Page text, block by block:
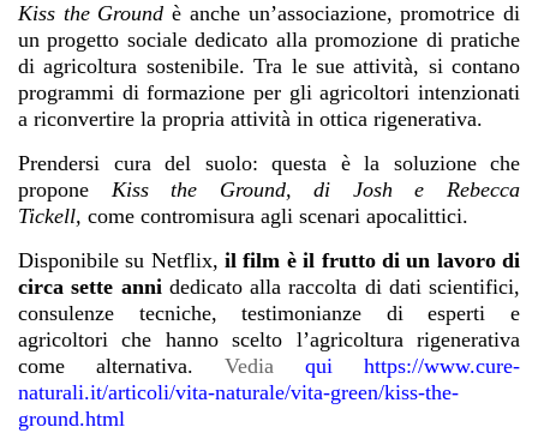
Kiss the Ground è anche un’associazione, promotrice di
un progetto sociale dedicato alla promozione di pratiche
di agricoltura sostenibile. Tra le sue attività, si contano
programmi di formazione per gli agricoltori intenzionati
a riconvertire la propria attività in ottica rigenerativa.
Prendersi cura del suolo: questa è la soluzione che
propone Kiss the Ground,di Josh e Rebecca
Tickell, come contromisura agli scenari apocalittici.
Disponibile su Netflix, il film è il frutto di un lavoro di
circa sette annidedicato alla raccolta di dati scientifici,
consulenze tecniche, testimonianze di esperti e
agricoltori che hanno scelto l’agricoltura rigenerativa
come alternativa. Vedia qui https://www.cure-
naturali.it/articoli/vita-naturale/vita-green/kiss-the-
ground.html